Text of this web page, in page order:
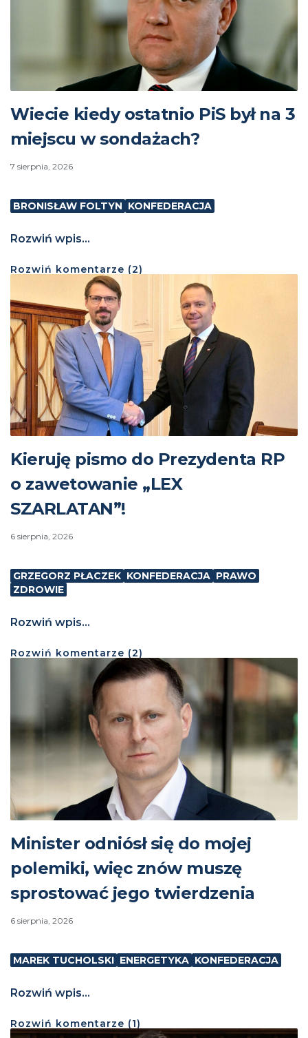
Wiecie kiedy ostatnio PiS był na 3
miejscu w sondażach?
7 sierpnia, 2026
BRONISŁAW FOLTYN KONFEDERACJA
Rozwiń wpis...
Rozwiń komentarze (2)
Kieruję pismo do Prezydenta RP
o zawetowanie „LEX
SZARLATAN”!
6 sierpnia, 2026
GRZEGORZ PŁACZEK KONFEDERACJA PRAWO
ZDROWIE
Rozwiń wpis...
Rozwiń komentarze (2)
Minister odniósł się do mojej
polemiki, więc znów muszę
sprostować jego twierdzenia
6 sierpnia, 2026
MAREK TUCHOLSKI ENERGETYKA KONFEDERACJA
Rozwiń wpis...
Rozwiń komentarze (1)